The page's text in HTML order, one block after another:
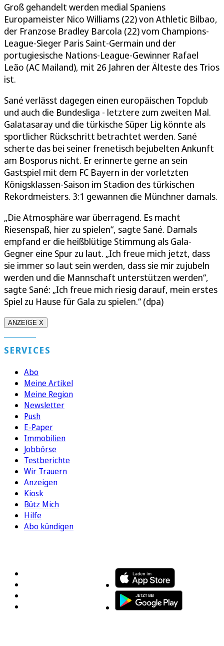
Groß gehandelt werden medial Spaniens
Europameister Nico Williams (22) von Athletic Bilbao,
der Franzose Bradley Barcola (22) vom Champions-
League-Sieger Paris Saint-Germain und der
portugiesische Nations-League-Gewinner Rafael
Leão (AC Mailand), mit 26 Jahren der Älteste des Trios
ist.
Sané verlässt dagegen einen europäischen Topclub
und auch die Bundesliga - letztere zum zweiten Mal.
Galatasaray und die türkische Süper Lig könnte als
sportlicher Rückschritt betrachtet werden. Sané
scherte das bei seiner frenetisch bejubelten Ankunft
am Bosporus nicht. Er erinnerte gerne an sein
Gastspiel mit dem FC Bayern in der vorletzten
Königsklassen-Saison im Stadion des türkischen
Rekordmeisters. 3:1 gewannen die Münchner damals.
„Die Atmosphäre war überragend. Es macht
Riesenspaß, hier zu spielen“, sagte Sané. Damals
empfand er die heißblütige Stimmung als Gala-
Gegner eine Spur zu laut. „Ich freue mich jetzt, dass
sie immer so laut sein werden, dass sie mir zujubeln
werden und die Mannschaft unterstützen werden“,
sagte Sané: „Ich freue mich riesig darauf, mein erstes
Spiel zu Hause für Gala zu spielen.“ (dpa)
ANZEIGE X
SERVICES
Abo
Meine Artikel
Meine Region
Newsletter
Push
E-Paper
Immobilien
Jobbörse
Testberichte
Wir Trauern
Anzeigen
Kiosk
Bütz Mich
Hilfe
Abo kündigen